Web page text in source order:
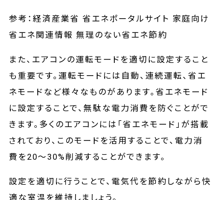
参考： 経済産業省 省エネポータルサイト 家庭向け
省エネ関連情報 無理のない省エネ節約
また、エアコンの運転モードを適切に設定すること
も重要です。運転モードには自動、連続運転、省エ
ネモードなど様々なものがあります。省エネモード
に設定することで、無駄な電力消費を防ぐことがで
きます。多くのエアコンには「省エネモード」が搭載
されており、このモードを活用することで、電力消
費を20〜30%削減することができます。
設定を適切に行うことで、電気代を節約しながら快
適な室温を維持しましょう。